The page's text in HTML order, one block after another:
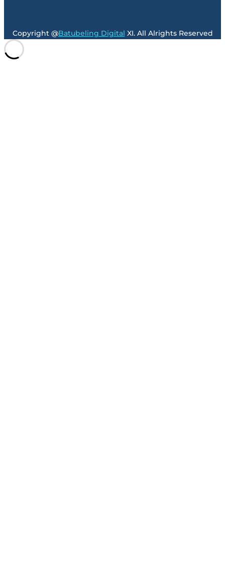
Copyright @Batubeling Digital XI. All Alrights Reserved